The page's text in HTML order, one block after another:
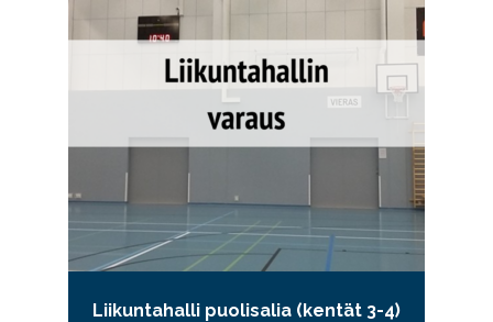
Liikuntahalli puolisalia (kentät 3-4)